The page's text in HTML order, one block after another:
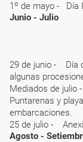
1º de mayo - Día
Junio - Julio
29 de junio - Día
algunas
Mediados de julio
Puntarenas y
embarcaciones.
25 de julio -
Agosto -